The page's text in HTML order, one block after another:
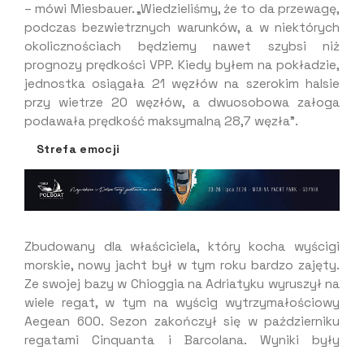
– mówi Miesbauer. „Wiedzieliśmy, że to da przewagę,
podczas bezwietrznych warunków, a w niektórych
okolicznościach będziemy nawet szybsi niż
prognozy prędkości VPP. Kiedy byłem na pokładzie,
jednostka osiągała 21 węzłów na szerokim halsie
przy wietrze 20 węzłów, a dwuosobowa załoga
podawała prędkość maksymalną 28,7 węzła”.
Strefa emocji
Zbudowany dla właściciela, który kocha wyścigi
morskie, nowy jacht był w tym roku bardzo zajęty.
Ze swojej bazy w Chioggia na Adriatyku wyruszył na
wiele regat, w tym na wyścig wytrzymałościowy
Aegean 600. Sezon zakończył się w październiku
regatami Cinquanta i Barcolana. Wyniki były